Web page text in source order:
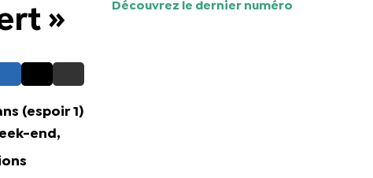
»
(espoir 1)
end,
Découvrez le dernier numéro